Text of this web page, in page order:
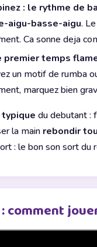
: le rythme de
aigu-basse-aigu.
Ca sonne deja
premier temps
un motif de rumba
marquez bien
du debutant :
la main rebondir
: le bon son sort du
comment